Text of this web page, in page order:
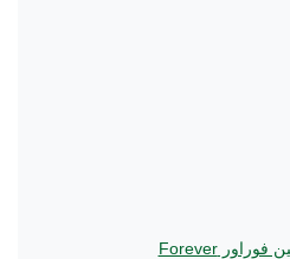
نوشیدنی پاور پومستین فوراور Forever